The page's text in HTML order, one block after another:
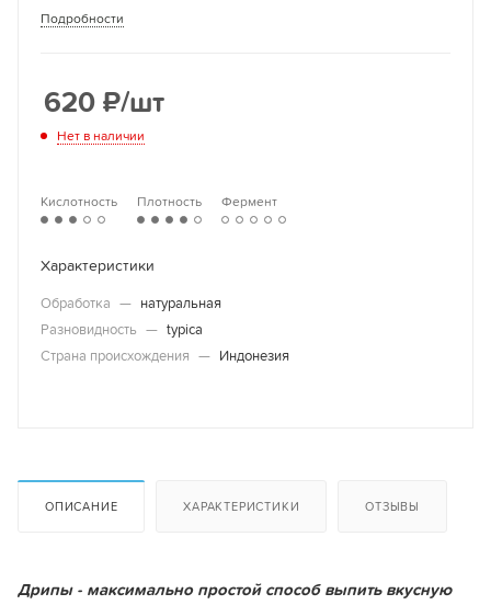
Подробности
620 ₽/шт
Нет в наличии
Кислотность Плотность Фермент
Характеристики
Обработка — натуральная
Разновидность — typica
Страна происхождения — Индонезия
ОПИСАНИЕ ХАРАКТЕРИСТИКИ ОТЗЫВЫ
Дрипы - максимально простой способ выпить вкусную